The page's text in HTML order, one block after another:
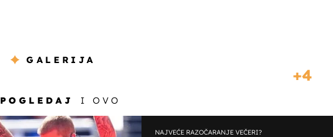
GALERIJA
4
POGLEDAJ I OVO
NAJVEĆE RAZOČARANJE VEČERI?